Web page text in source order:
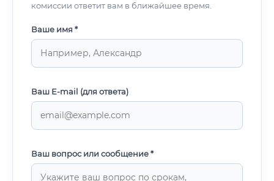
комиссии ответит вам в ближайшее время.
Ваше имя *
Ваш E-mail (для ответа)
Ваш вопрос или сообщение *